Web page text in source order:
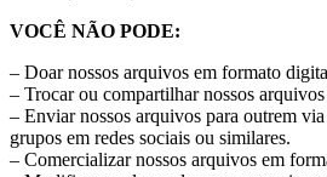
VOCÊ NÃO PODE:
– Doar nossos arquivos em formato
– Trocar ou compartilhar nossos
– Enviar nossos arquivos para outrem
grupos em redes sociais ou similares.
– Comercializar nossos arquivos em